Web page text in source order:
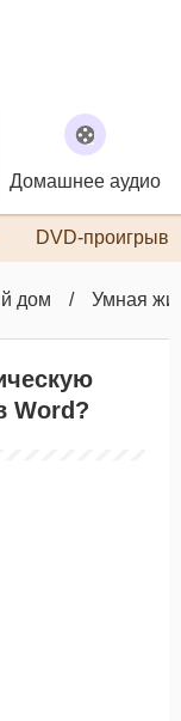
Домашнее аудио
DVD-
дом Умная
Word?